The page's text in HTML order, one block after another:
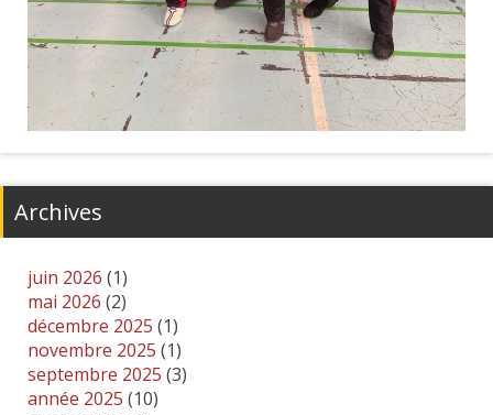
Archives
juin 2026 (1)
mai 2026 (2)
décembre 2025 (1)
novembre 2025 (1)
septembre 2025 (3)
année 2025 (10)